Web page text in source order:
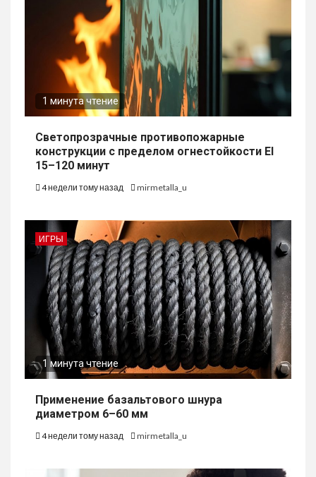
1 минута чтение
Светопрозрачные противопожарные
конструкции с пределом огнестойкости EI
15–120 минут
4 недели тому назад mirmetalla_u
ИГРЫ
1 минута чтение
Применение базальтового шнура
диаметром 6–60 мм
4 недели тому назад mirmetalla_u